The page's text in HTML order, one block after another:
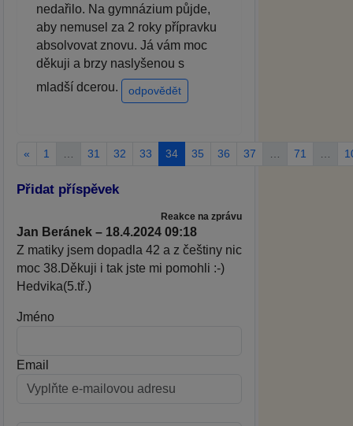
nedařilo. Na gymnázium půjde,
aby nemusel za 2 roky přípravku
absolvovat znovu. Já vám moc
děkuji a brzy naslyšenou s
mladší dcerou.
odpovědět
« 1 31 32 33 34 35 36 37 71
Přidat příspěvek
Reakce na zprávu
Jan Beránek – 18.4.2024 09:18
Z matiky jsem dopadla 42 a z češtiny nic
moc 38.Děkuji i tak jste mi pomohli :-)
Hedvika(5.tř.)
Jméno
Email